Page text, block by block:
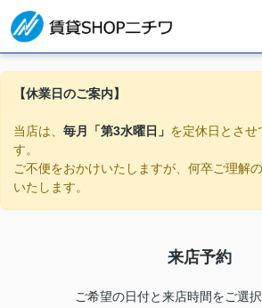
【休業日のご案内】
当店は、 毎月「第3水曜日」 を定休日とさせ
す。
ご不便をおかけいたしますが、何卒ご理解
いたします。
来店予約
ご希望の日付と来店時間をご選択